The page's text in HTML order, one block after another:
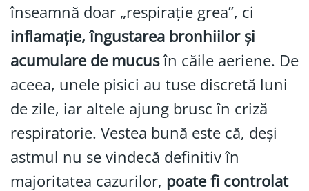
înseamnă doar „respirație grea”, ci
inflamație, îngustarea bronhiilor și
acumulare de mucusîn căile aeriene. De
aceea, unele pisici au tuse discretă luni
de zile, iar altele ajung brusc în criză
respiratorie. Vestea bună este că, deși
astmul nu se vindecă definitiv în
majoritatea cazurilor, poate fi controlat